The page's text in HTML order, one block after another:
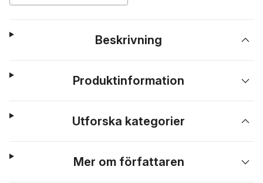
Beskrivning
Produktinformation
Utforska kategorier
Mer om författaren